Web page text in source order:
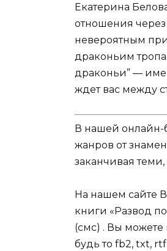
Екатерина
отношения
невероятным
драконьим
драконьи” —
ждет вас между
В нашей онлайн-
жанров от
заканчивая
На нашем сайте
книги «Развод
(смс) . Вы можете
будь то fb2, txt,